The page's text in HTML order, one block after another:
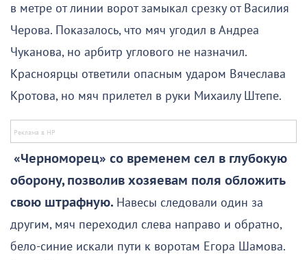
в метре от линии ворот замыкал срезку от Василия
Черова. Показалось, что мяч угодил в Андреа
Чуканова, но арбитр углового не назначил.
Красноярцы ответили опасным ударом Вячеслава
Кротова, но мяч прилетел в руки Михаилу Штепе.
«Черноморец» со временем сел в глубокую
оборону, позволив хозяевам поля обложить
свою штрафную. Навесы следовали один за
другим, мяч переходил слева направо и обратно,
бело-синие искали пути к воротам Егора Шамова.